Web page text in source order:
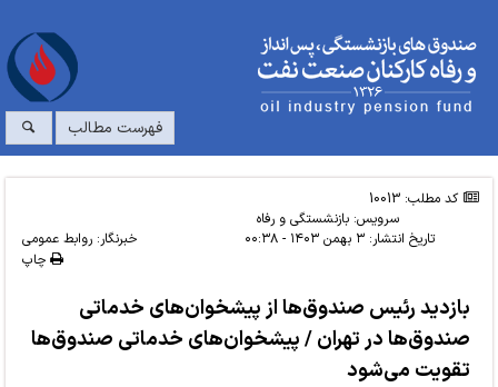
فهرست مطالب
کد مطلب: 10013
سرویس: بازنشستگی و رفاه
تاریخ انتشار:۳ بهمن ۱۴۰۳ - ۰۰:۳۸
خبرنگار: روابط عمومی
چاپ
بازدید رئیس صندوق‌ها از پیشخوان‌های خدماتی
صندوق‌ها در تهران / پیشخوان‌های خدماتی صندوق‌ها
تقویت می‌شود